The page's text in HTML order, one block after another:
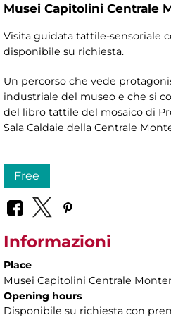
Musei Capitolini Centrale
Visita guidata tattile-sensoriale
disponibile su richiesta.
Un percorso che vede
industriale del museo e che si
del libro tattile del mosaico di
Sala Caldaie della Centrale
Free
Informazioni
Place
Musei Capitolini Centrale
Opening hours
Disponibile su richiesta con